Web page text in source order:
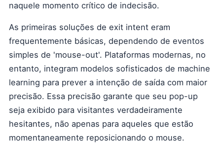
naquele momento crítico de indecisão.
As primeiras soluções de exit intent eram
frequentemente básicas, dependendo de eventos
simples de 'mouse-out'. Plataformas modernas, no
entanto, integram modelos sofisticados de machine
learning para prever a intenção de saída com maior
precisão. Essa precisão garante que seu pop-up
seja exibido para visitantes verdadeiramente
hesitantes, não apenas para aqueles que estão
momentaneamente reposicionando o mouse.